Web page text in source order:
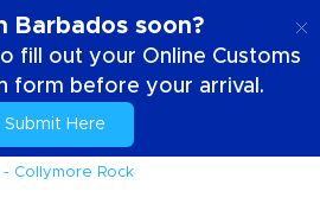
Barbados soon?
fill out your Online Customs
form before your arrival.
Submit Here
Culinária
Collymore Rock